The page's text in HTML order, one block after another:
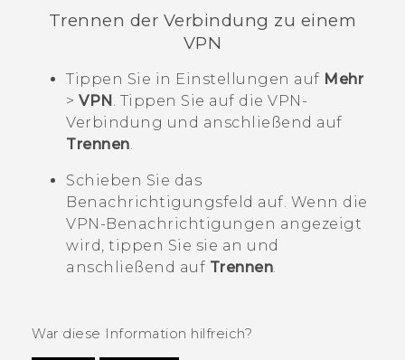
Trennen der Verbindung zu einem
VPN
Tippen Sie in Einstellungen auf Mehr
> VPN . Tippen Sie auf die VPN-
Verbindung und anschließend auf
Trennen.
Schieben Sie das
Benachrichtigungsfeld auf. Wenn die
VPN-Benachrichtigungen angezeigt
wird, tippen Sie sie an und
anschließend auf Trennen.
War diese Information hilfreich?